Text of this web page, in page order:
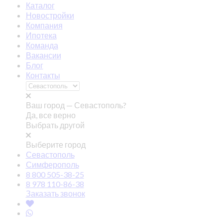
Каталог
Новостройки
Компания
Ипотека
Команда
Вакансии
Блог
Контакты
Ваш город — Севастополь?
Да, все верно
Выбрать другой
Выберите город
Севастополь
Симферополь
8 800 505-38-25
8 978 110-86-38
Заказать звонок